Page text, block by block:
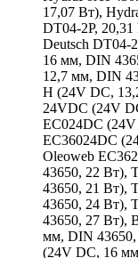
17,07 Вт),
DT04-2P,
Deutsch DT04-
16 мм, DIN
12,7 мм, DIN
H (24V DC,
24VDC (24V
EC024DC
EC36024DC
Oleoweb
43650, 22 Вт),
43650, 21 Вт),
43650, 24 Вт),
43650, 27 Вт),
мм, DIN 43650,
(24V DC, 16